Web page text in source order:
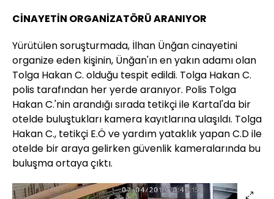
CİNAYETİN ORGANİZATÖRÜ ARANIYOR
Yürütülen soruşturmada, İlhan Ünğan cinayetini
organize eden kişinin, Ünğan'ın en yakın adamı olan
Tolga Hakan C. olduğu tespit edildi. Tolga Hakan C.
polis tarafından her yerde aranıyor. Polis Tolga
Hakan C.'nin arandığı sırada tetikçi ile Kartal'da bir
otelde buluştukları kamera kayıtlarına ulaşıldı. Tolga
Hakan C., tetikçi E.Ö ve yardım yataklık yapan C.D ile
otelde bir araya gelirken güvenlik kameralarında bu
buluşma ortaya çıktı.